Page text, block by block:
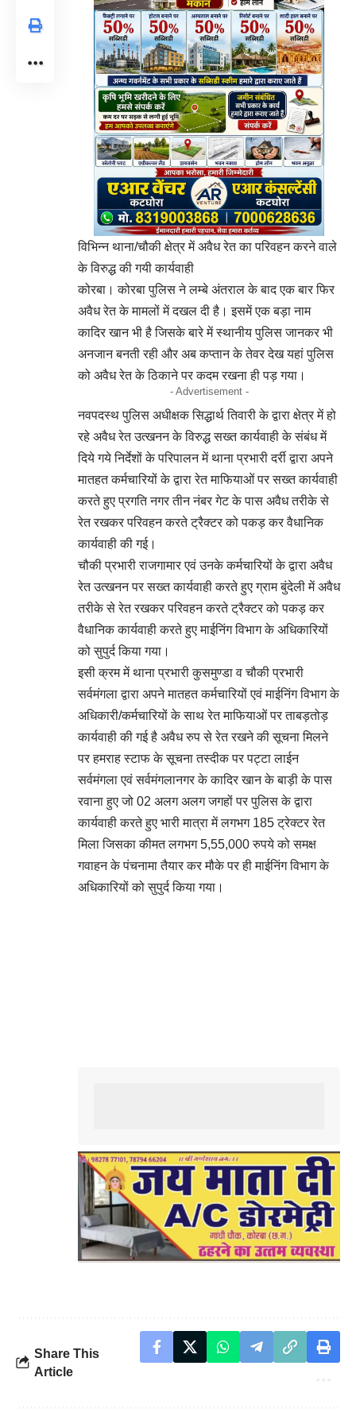
विभिन्न थाना/चौकी क्षेत्र में अवैध रेत का परिवहन करने वाले
के विरुद्ध की गयी कार्यवाही
कोरबा। कोरबा पुलिस ने लम्बे अंतराल के बाद एक बार फिर
अवैध रेत के मामलों में दखल दी है। इसमें एक बड़ा नाम
कादिर खान भी है जिसके बारे में स्थानीय पुलिस जानकर भी
अनजान बनती रही और अब कप्तान के तेवर देख यहां पुलिस
को अवैध रेत के ठिकाने पर कदम रखना ही पड़ गया।
- Advertisement -
नवपदस्थ पुलिस अधीक्षक सिद्धार्थ तिवारी के द्वारा क्षेत्र में हो
रहे अवैध रेत उत्खनन के विरुद्ध सख्त कार्यवाही के संबंध में
दिये गये निर्देशों के परिपालन में थाना प्रभारी दर्री द्वारा अपने
मातहत कर्मचारियों के द्वारा रेत माफियाओं पर सख्त कार्यवाही
करते हुए प्रगति नगर तीन नंबर गेट के पास अवैध तरीके से
रेत रखकर परिवहन करते ट्रैक्टर को पकड़ कर वैधानिक
कार्यवाही की गई।
चौकी प्रभारी राजगामार एवं उनके कर्मचारियों के द्वारा अवैध
रेत उत्खनन पर सख्त कार्यवाही करते हुए ग्राम बुंदेली में अवैध
तरीके से रेत रखकर परिवहन करते ट्रैक्टर को पकड़ कर
वैधानिक कार्यवाही करते हुए माईनिंग विभाग के अधिकारियों
को सुपुर्द किया गया।
इसी क्रम में थाना प्रभारी कुसमुण्डा व चौकी प्रभारी
सर्वमंगला द्वारा अपने मातहत कर्मचारियों एवं माईनिंग विभाग के
अधिकारी/कर्मचारियों के साथ रेत माफियाओं पर ताबड़तोड़
कार्यवाही की गई है अवैध रुप से रेत रखने की सूचना मिलने
पर हमराह स्टाफ के सूचना तस्दीक पर पट्टा लाईन
सर्वमंगला एवं सर्वमंगलानगर के कादिर खान के बाड़ी के पास
रवाना हुए जो 02 अलग अलग जगहों पर पुलिस के द्वारा
कार्यवाही करते हुए भारी मात्रा में लगभग 185 ट्रेक्टर रेत
मिला जिसका कीमत लगभग 5,55,000 रुपये को समक्ष
गवाहन के पंचनामा तैयार कर मौके पर ही माईनिंग विभाग के
अधिकारियों को सुपुर्द किया गया।
Share This
Article